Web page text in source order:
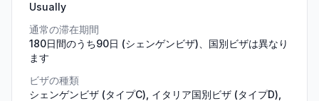
Usually
通常の滞在期間
180日間のうち90日 (シェンゲンビザ)、国別ビザは異なり
ます
ビザの種類
シェンゲンビザ (タイプC), イタリア国別ビザ (タイプD),